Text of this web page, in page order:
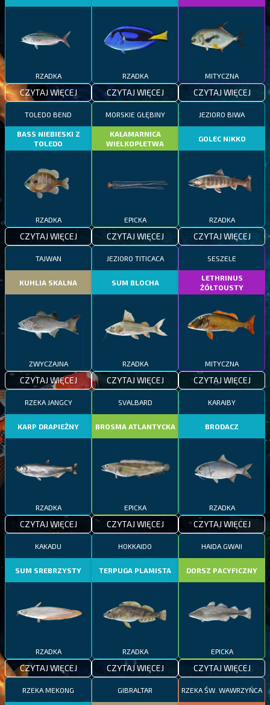
RZADKA
CZYTAJ WIĘCEJ
RZADKA
CZYTAJ WIĘCEJ
MITYCZNA
CZYTAJ WIĘCEJ
TOLEDO BEND
BASS NIEBIESKI Z
TOLEDO
RZADKA
CZYTAJ WIĘCEJ
MORSKIE GŁĘBINY
KAŁAMARNICA
WIELKOPŁETWA
EPICKA
CZYTAJ WIĘCEJ
JEZIORO BIWA
GOLEC NIKKO
RZADKA
CZYTAJ WIĘCEJ
TAJWAN
KUHLIA SKALNA
ZWYCZAJNA
CZYTAJ WIĘCEJ
JEZIORO TITICACA
SUM BLOCHA
RZADKA
CZYTAJ WIĘCEJ
SESZELE
LETHRINUS
ŻÓŁTOUSTY
MITYCZNA
CZYTAJ WIĘCEJ
RZEKA JANGCY
KARP DRAPIEŻNY
RZADKA
CZYTAJ WIĘCEJ
SVALBARD
BROSMA ATLANTYCKA
EPICKA
CZYTAJ WIĘCEJ
KARAIBY
BRODACZ
RZADKA
CZYTAJ WIĘCEJ
KAKADU
SUM SREBRZYSTY
RZADKA
CZYTAJ WIĘCEJ
HOKKAIDO
TERPUGA PLAMISTA
RZADKA
CZYTAJ WIĘCEJ
HAIDA GWAII
DORSZ PACYFICZNY
EPICKA
CZYTAJ WIĘCEJ
RZEKA MEKONG GIBRALTAR RZEKA ŚW. WAWRZYŃCA